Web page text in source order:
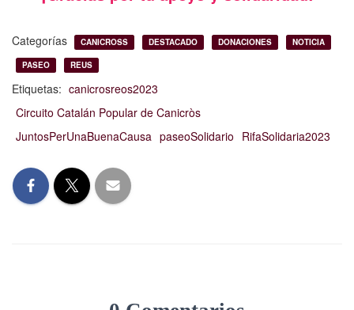
Categorías CANICROSS DESTACADO DONACIONES NOTICIA
PASEO REUS
Etiquetas: canicrosreos2023
Circuito Catalán Popular de Canicròs
JuntosPerUnaBuenaCausa paseoSolidario RifaSolidaria2023